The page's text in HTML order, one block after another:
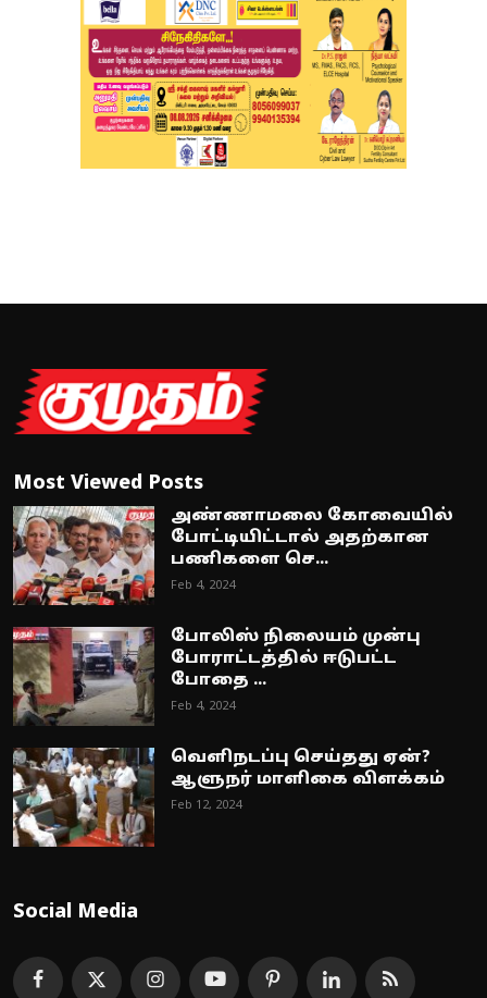
Most Viewed Posts
அண்ணாமலை கோவையில்
போட்டியிட்டால் அதற்கான
பணிகளை செ...
Feb 4, 2024
போலிஸ் நிலையம் முன்பு
போராட்டத்தில் ஈடுபட்ட
போதை ...
Feb 4, 2024
வெளிநடப்பு செய்தது ஏன்?
ஆளுநர் மாளிகை விளக்கம்
Feb 12, 2024
Social Media